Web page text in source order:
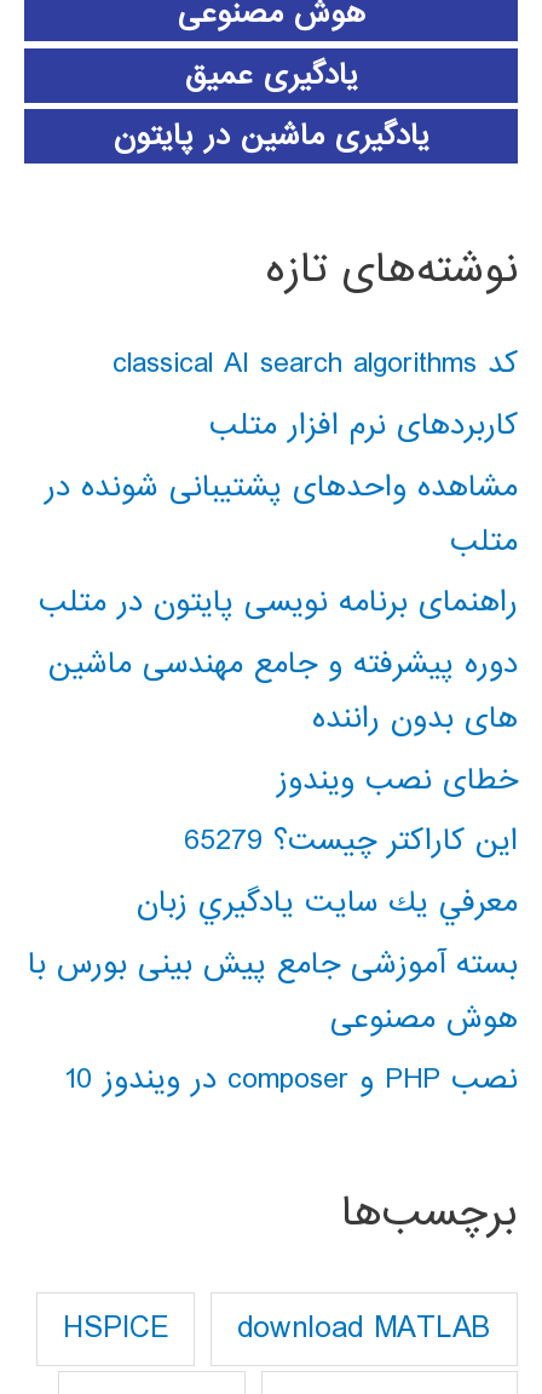
هوش مصنوعی
یادگیری عمیق
یادگیری ماشین در پایتون
نوشته‌های تازه
کد classical AI search algorithms
کاربردهای نرم افزار متلب
مشاهده واحدهای پشتیبانی شونده در
متلب
راهنمای برنامه نویسی پایتون در متلب
دوره پیشرفته و جامع مهندسی ماشین
های بدون راننده
خطای نصب ویندوز
این کاراکتر چیست؟ 65279
معرفي يك سايت يادگيري زبان
بسته آموزشی جامع پیش بینی بورس با
هوش مصنوعی
نصب PHP و composer در ویندوز 10
برچسب‌ها
download MATLAB
HSPICE